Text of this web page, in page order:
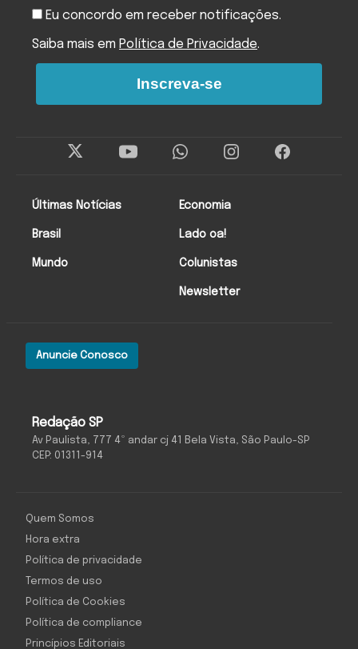
Redação SP
Av Paulista, 777 4º andar cj 41 Bela Vista, São Paulo-SP
CEP: 01311-914
Anuncie Conosco
Últimas Notícias
Brasil
Mundo
Economia
Lado oa!
Colunistas
Newsletter
Eu concordo em receber notificações.
Saiba mais em Política de Privacidade.
Inscreva-se
Quem Somos
Hora extra
Política de privacidade
Termos de uso
Política de Cookies
Política de compliance
Princípios Editoriais